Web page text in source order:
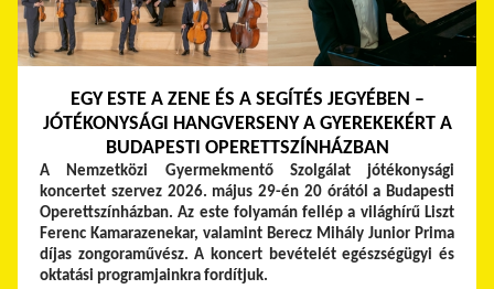
EGY ESTE A ZENE ÉS A SEGÍTÉS JEGYÉBEN –
JÓTÉKONYSÁGI HANGVERSENY A GYEREKEKÉRT A
BUDAPESTI OPERETTSZÍNHÁZBAN
A Nemzetközi Gyermekmentő Szolgálat jótékonysági
koncertet szervez 2026. május 29-én 20 órától a Budapesti
Operettszínházban. Az este folyamán fellép a világhírű Liszt
Ferenc Kamarazenekar, valamint Berecz Mihály Junior Prima
díjas zongoraművész. A koncert bevételét egészségügyi és
oktatási programjainkra fordítjuk.